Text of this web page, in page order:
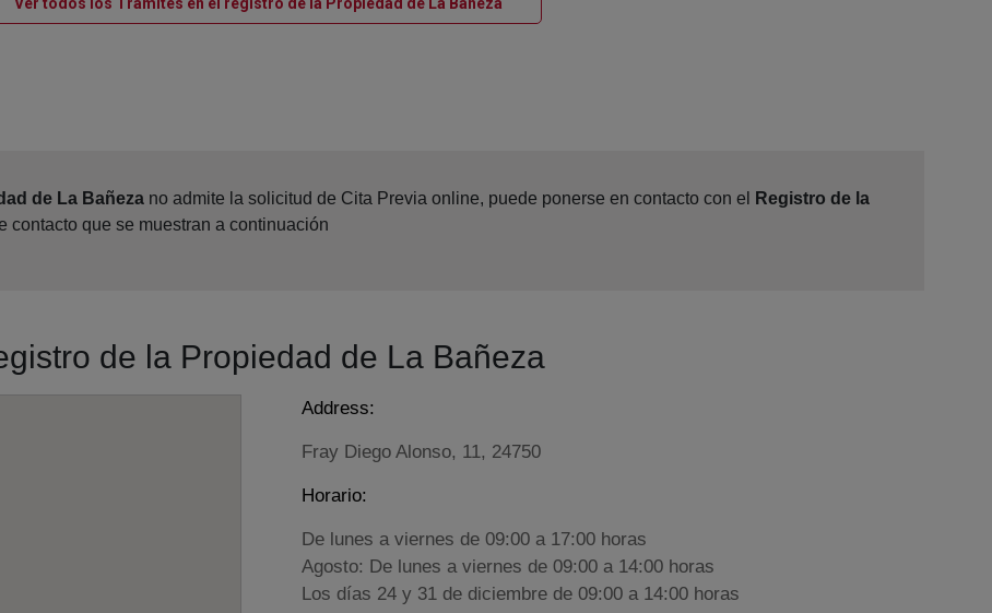
de La Bañeza no admite la solicitud de Cita Previa online, puede ponerse en contacto con el
Registro de la
contacto que se muestran a continuación
de la Propiedad de La Bañeza
Address:
Fray Diego Alonso, 11, 24750
Horario:
De lunes a viernes de 09:00 a 17:00 horas
Agosto: De lunes a viernes de 09:00 a 14:00 horas
Los días 24 y 31 de diciembre de 09:00 a 14:00 horas